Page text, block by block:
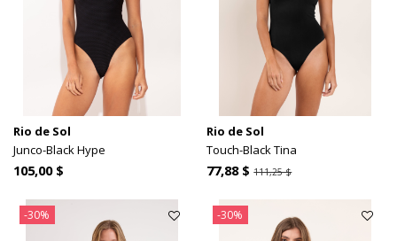
Rio de Sol
Junco-Black Hype
105,00 $
Rio de Sol
Touch-Black Tina
77,88 $111,25 $
-30% -30%